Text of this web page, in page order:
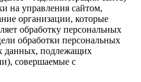
на управления сайтом,
организации, которые
обработку персональных
обработки персональных
данных, подлежащих
совершаемые с